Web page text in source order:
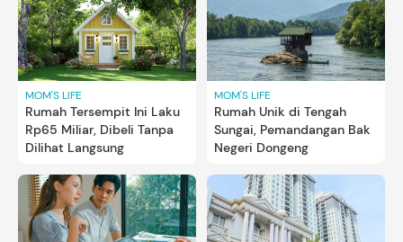
MOM'S LIFE
Rumah Tersempit Ini Laku
Rp65 Miliar, Dibeli Tanpa
Dilihat Langsung
MOM'S LIFE
Rumah Unik di Tengah
Sungai, Pemandangan Bak
Negeri Dongeng